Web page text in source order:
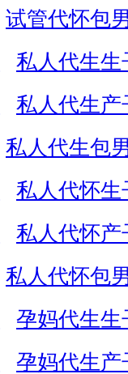
试管代怀包
私人代生生
私人代生产
私人代生包
私人代怀生
私人代怀产
私人代怀包
孕妈代生生
孕妈代生产